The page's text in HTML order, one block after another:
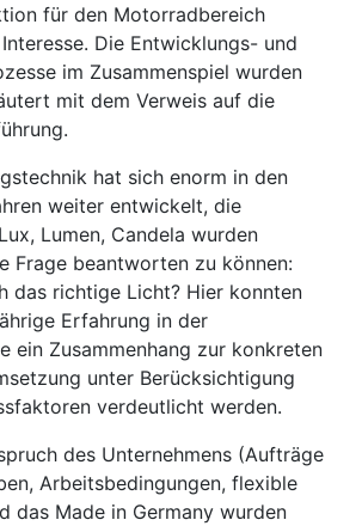
für den Motorradbereich
Die Entwicklungs- und
im Zusammenspiel wurden
mit dem Verweis auf die
hat sich enorm in den
weiter entwickelt, die
Lumen, Candela wurden
Frage beantworten zu können:
das richtige Licht? Hier konnten
Erfahrung in der
ein Zusammenhang zur konkreten
unter Berücksichtigung
verdeutlicht werden.
des Unternehmens (Aufträge
Arbeitsbedingungen, flexible
das Made in Germany wurden